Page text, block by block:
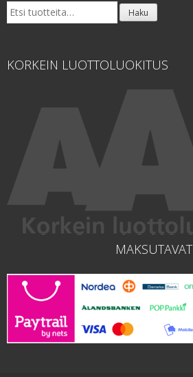
Etsi: Haku
KORKEIN LUOTTOLUOKITUS
MAKSUTAVAT